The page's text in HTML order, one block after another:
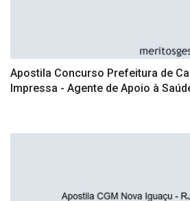
Apostila Concurso Prefeitura de
Impressa - Agente de Apoio à